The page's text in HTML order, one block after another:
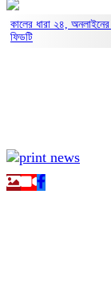
কালের ধারা ২৪,
ফিডটি